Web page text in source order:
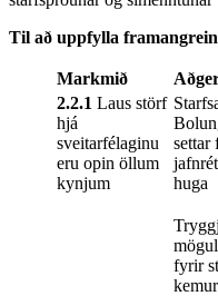
Til að uppfylla
Markmið
2.2.1 Laus störf
hjá
sveitarfélaginu
eru opin öllum
kynjum
settar
huga
fyrir